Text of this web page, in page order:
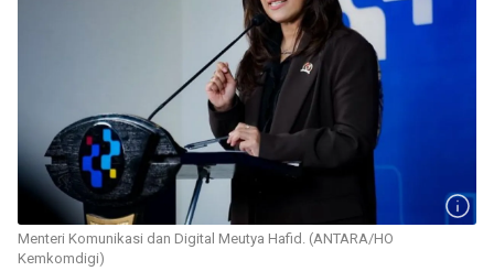
Menteri Komunikasi dan Digital Meutya Hafid. (ANTARA/HO
Kemkomdigi)